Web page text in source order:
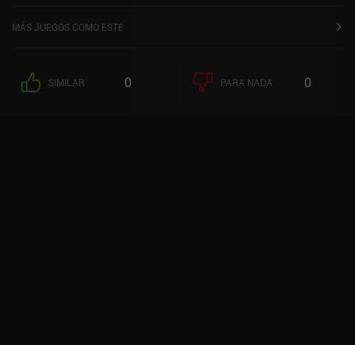
MÁS JUEGOS COMO ESTE
SIMILAR 0 PARA NADA 0